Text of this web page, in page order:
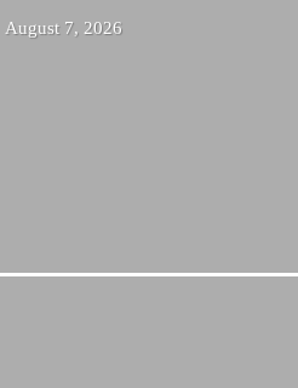
August 7, 2026